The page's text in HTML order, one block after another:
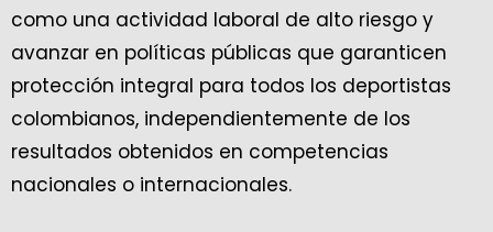
como una actividad laboral de alto riesgo y
avanzar en políticas públicas que garanticen
protección integral para todos los deportistas
colombianos, independientemente de los
resultados obtenidos en competencias
nacionales o internacionales.